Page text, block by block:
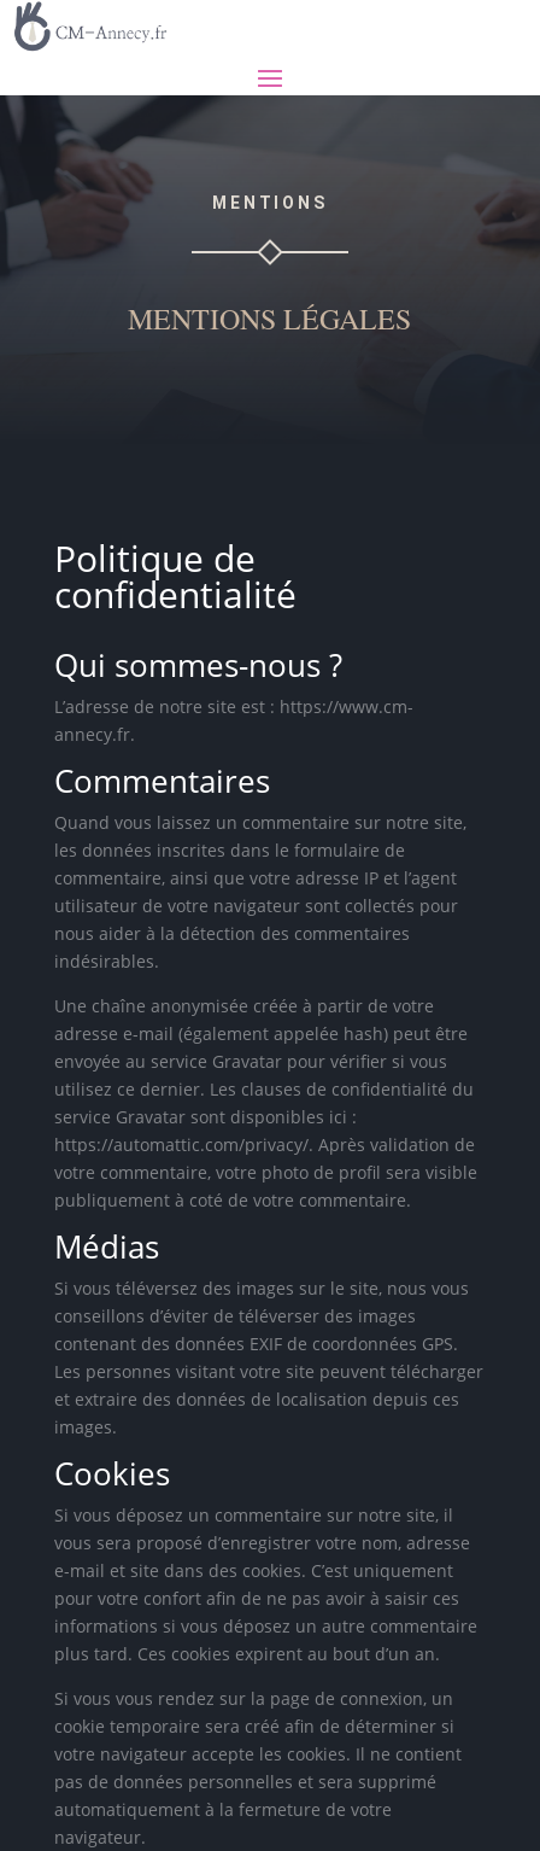
MENTIONS
MENTIONS LÉGALES
Politique de
confidentialité
Qui sommes-nous ?
L’adresse de notre site est : https://www.cm-
annecy.fr.
Commentaires
Quand vous laissez un commentaire sur notre site,
les données inscrites dans le formulaire de
commentaire, ainsi que votre adresse IP et l’agent
utilisateur de votre navigateur sont collectés pour
nous aider à la détection des commentaires
indésirables.
Une chaîne anonymisée créée à partir de votre
adresse e-mail (également appelée hash) peut être
envoyée au service Gravatar pour vérifier si vous
utilisez ce dernier. Les clauses de confidentialité du
service Gravatar sont disponibles ici :
https://automattic.com/privacy/. Après validation de
votre commentaire, votre photo de profil sera visible
publiquement à coté de votre commentaire.
Médias
Si vous téléversez des images sur le site, nous vous
conseillons d’éviter de téléverser des images
contenant des données EXIF de coordonnées GPS.
Les personnes visitant votre site peuvent télécharger
et extraire des données de localisation depuis ces
images.
Cookies
Si vous déposez un commentaire sur notre site, il
vous sera proposé d’enregistrer votre nom, adresse
e-mail et site dans des cookies. C’est uniquement
pour votre confort afin de ne pas avoir à saisir ces
informations si vous déposez un autre commentaire
plus tard. Ces cookies expirent au bout d’un an.
Si vous vous rendez sur la page de connexion, un
cookie temporaire sera créé afin de déterminer si
votre navigateur accepte les cookies. Il ne contient
pas de données personnelles et sera supprimé
automatiquement à la fermeture de votre
navigateur.